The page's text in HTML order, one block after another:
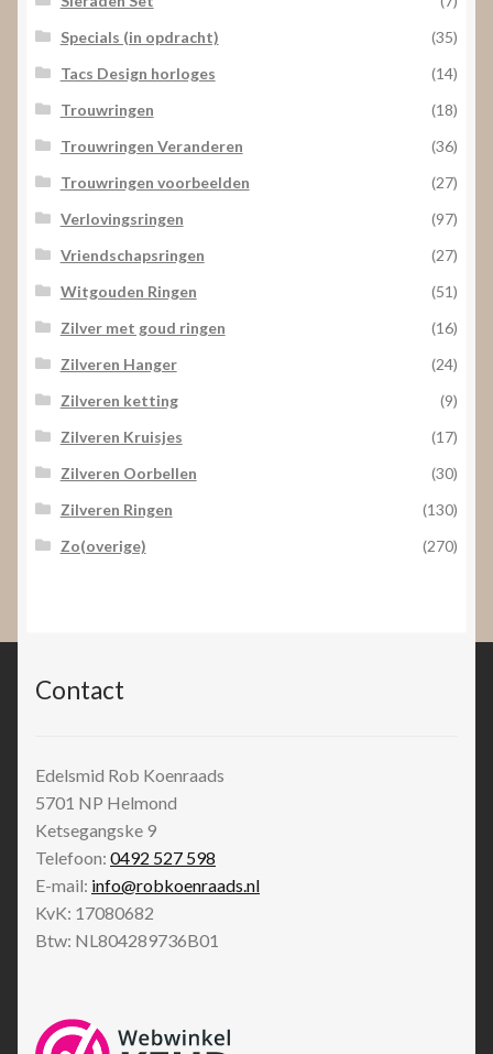
Specials (in opdracht)
(35)
Tacs Design horloges
(14)
Trouwringen
(18)
Trouwringen Veranderen
(36)
Trouwringen voorbeelden
(27)
Verlovingsringen
(97)
Vriendschapsringen
(27)
Witgouden Ringen
(51)
Zilver met goud ringen
(16)
Zilveren Hanger
(24)
Zilveren ketting
(9)
Zilveren Kruisjes
(17)
Zilveren Oorbellen
(30)
Zilveren Ringen
(130)
Zo(overige)
(270)
Contact
Edelsmid Rob Koenraads
5701 NP Helmond
Ketsegangske 9
Telefoon: 0492 527 598
E-mail: info@robkoenraads.nl
KvK: 17080682
Btw: NL804289736B01